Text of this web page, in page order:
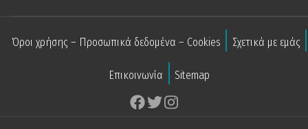
Όροι χρήσης – Προσωπικά δεδομένα – Cookies Σχετικά με εμάς
Επικοινωνία Sitemap